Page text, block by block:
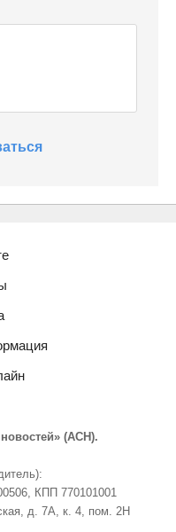
(АСН).
КПП 770101001
д. 7А, к. 4, пом. 2Н